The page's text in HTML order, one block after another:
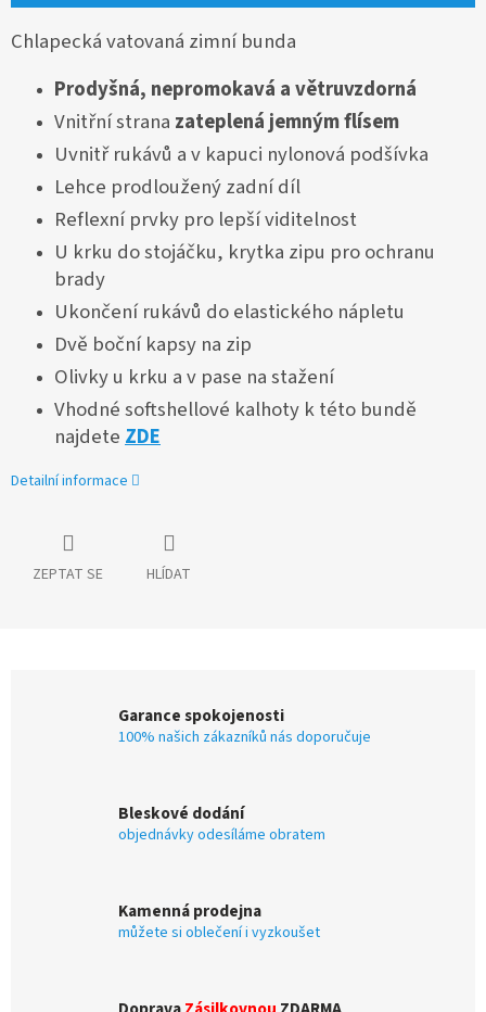
Chlapecká vatovaná zimní bunda
Prodyšná, nepromokavá a větruvzdorná
Vnitřní strana zateplená jemným flísem
Uvnitř rukávů a v kapuci nylonová podšívka
Lehce prodloužený zadní díl
Reflexní prvky pro lepší viditelnost
U krku do stojáčku, krytka zipu pro ochranu
brady
Ukončení rukávů do elastického nápletu
Dvě boční kapsy na zip
Olivky u krku a v pase na stažení
Vhodné softshellové kalhoty k této bundě
najdete ZDE
Detailní informace
ZEPTAT SE HLÍDAT
Garance spokojenosti
100% našich zákazníků nás doporučuje
Bleskové dodání
objednávky odesíláme obratem
Kamenná prodejna
můžete si oblečení i vyzkoušet